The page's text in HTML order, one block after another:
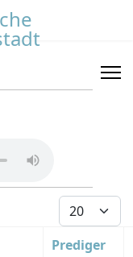
Anzeige #
Prediger